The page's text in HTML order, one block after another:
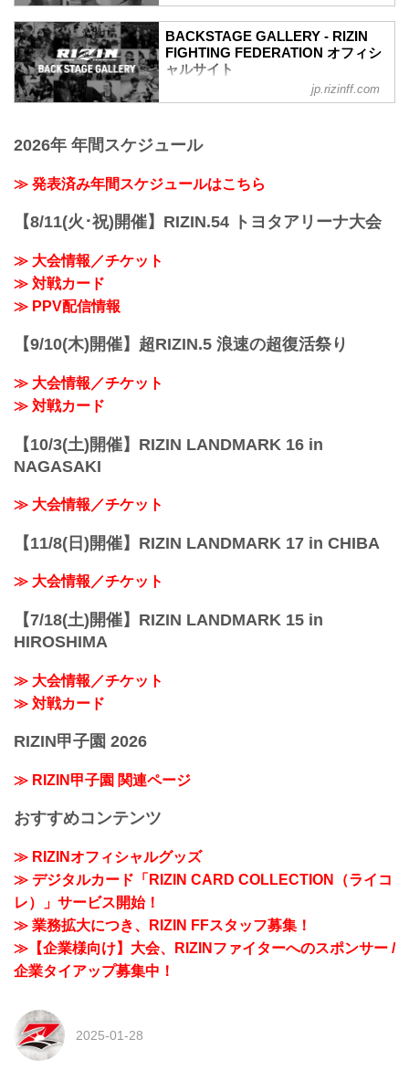
ロ・ズールー
フライ級タイトルマッチ
RIZIN MMAルール：5分 3R（57.0kg）
（WIN）堀口恭司 vs. エンカジムーロ・
ズールー（LOSE）
収めた「BACKSTAGE GALLERY」
第7試合／安保瑠輝也 vs. シナ・カリミア
ン
第7試合／安保瑠輝也 vs. シナ・カリミア
第6試合／細川一颯 vs. 宇佐美正パトリッ
第5試合／野田蒼 vs. 篠塚辰樹
第4試合／冨澤大智 vs. 三浦孝太
BACKSTAGE GALLERY - RIZIN
FIGHTING FEDERATION オフィシ
ャルサイト
BACKSTAGE GALLERY の記事一覧 - 格
イジン ファイティング フェデレーショ
いきます。
jp.rizinff.com
2026年 年間スケジュール
≫ 発表済み年間スケジュールはこちら
【8/11(火･祝)開催】RIZIN.54 トヨタアリーナ大会
≫ 大会情報／チケット
≫ 対戦カード
≫ PPV配信情報
【9/10(木)開催】超RIZIN.5 浪速の超復活祭り
≫ 大会情報／チケット
≫ 対戦カード
【10/3(土)開催】RIZIN LANDMARK 16 in
NAGASAKI
≫ 大会情報／チケット
【11/8(日)開催】RIZIN LANDMARK 17 in CHIBA
≫ 大会情報／チケット
【7/18(土)開催】RIZIN LANDMARK 15 in
HIROSHIMA
≫ 大会情報／チケット
≫ 対戦カード
RIZIN甲子園 2026
≫ RIZIN甲子園 関連ページ
おすすめコンテンツ
≫ RIZINオフィシャルグッズ
≫ デジタルカード「RIZIN CARD COLLECTION（ライコ
レ）」サービス開始！
≫ 業務拡大につき、RIZIN FFスタッフ募集！
≫【企業様向け】大会、RIZINファイターへのスポンサー /
企業タイアップ募集中！
2025-01-28